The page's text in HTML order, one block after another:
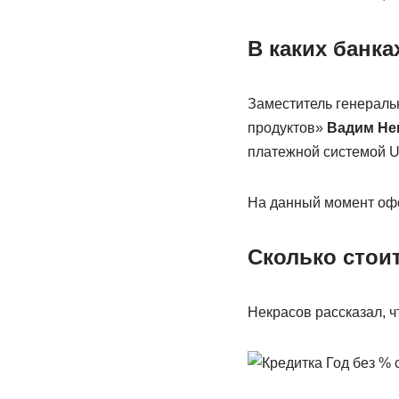
В каких
Заместитель
продуктов» Вадим
платежной системой
На данный момент
Сколько
Некрасов рассказал,